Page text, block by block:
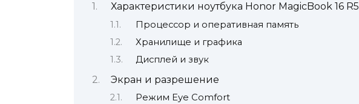
Характеристики ноутбука Honor MagicBook 16 R5
Процессор и оперативная память
Хранилище и графика
Дисплей и звук
Экран и разрешение
Режим Eye Comfort